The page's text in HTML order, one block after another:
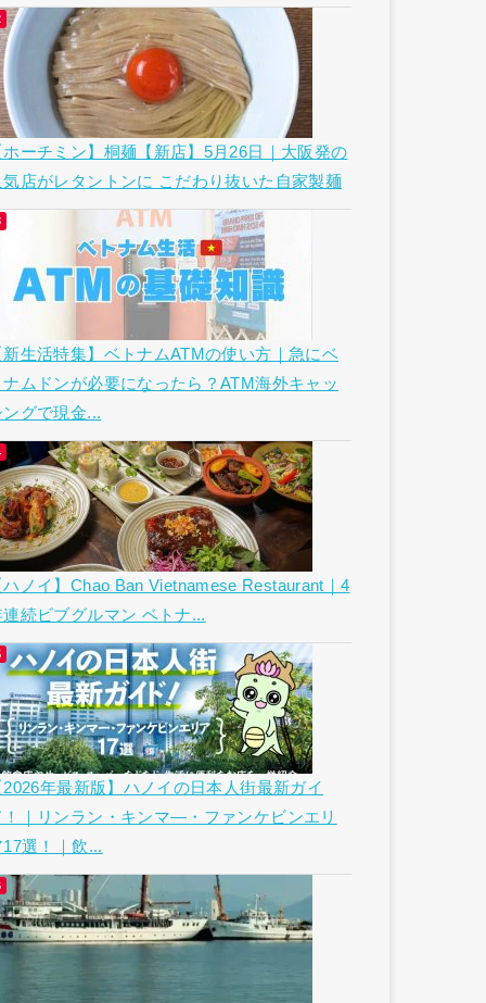
ホーチミン】桐麺【新店】5月26日｜大阪発の
気店がレタントンに こだわり抜いた自家製麺
新生活特集】ベトナムATMの使い方｜急にベ
ナムドンが必要になったら？ATM海外キャッ
ングで現金...
ハノイ】Chao Ban Vietnamese Restaurant｜4
連続ビブグルマン ベトナ...
2026年最新版】ハノイの日本人街最新ガイ
！｜リンラン・キンマ―・ファンケビンエリ
17選！｜飲...